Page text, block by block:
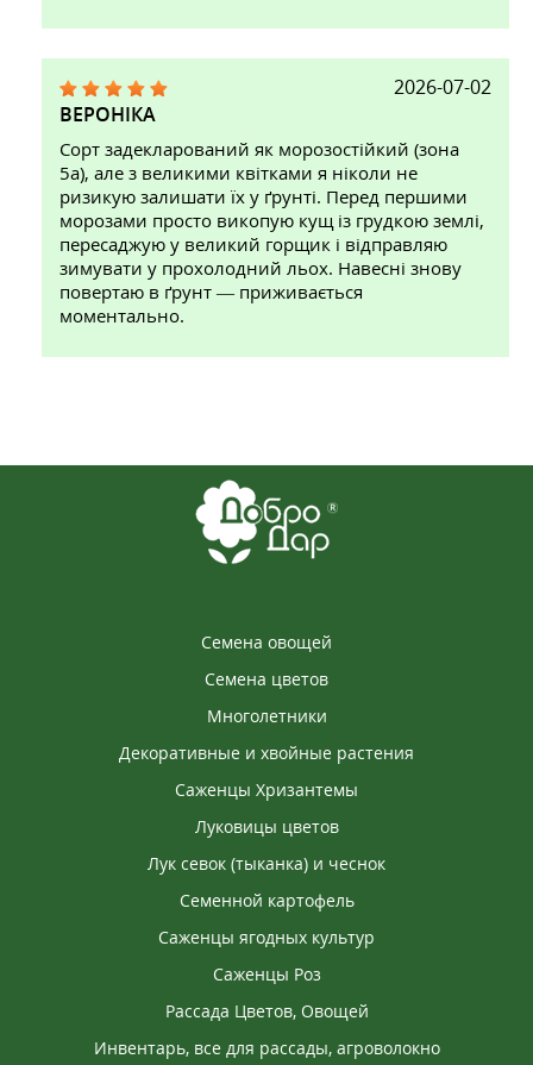
2026-07-02
ВЕРОНІКА
Сорт задекларований як морозостійкий (зона
5а), але з великими квітками я ніколи не
ризикую залишати їх у ґрунті. Перед першими
морозами просто викопую кущ із грудкою землі,
пересаджую у великий горщик і відправляю
зимувати у прохолодний льох. Навесні знову
повертаю в ґрунт — приживається
моментально.
Семена овощей
Семена цветов
Многолетники
Декоративные и хвойные растения
Саженцы Хризантемы
Луковицы цветов
Лук севок (тыканка) и чеснок
Семенной картофель
Саженцы ягодных культур
Саженцы Роз
Рассада Цветов, Овощей
Инвентарь, все для рассады, агроволокно